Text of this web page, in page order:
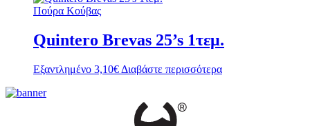
Πούρα Κούβας
Quintero Brevas 25’s 1τεμ.
Εξαντλημένο 3,10€ Διαβάστε περισσότερα